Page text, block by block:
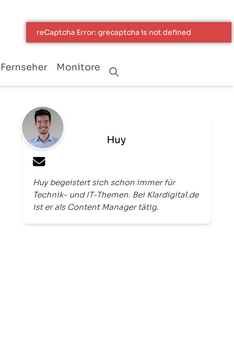
Fernseher Monitore
Huy
Huy begeistert sich schon immer für
Technik- und IT-Themen. Bei Klardigital.de
ist er als Content Manager tätig.